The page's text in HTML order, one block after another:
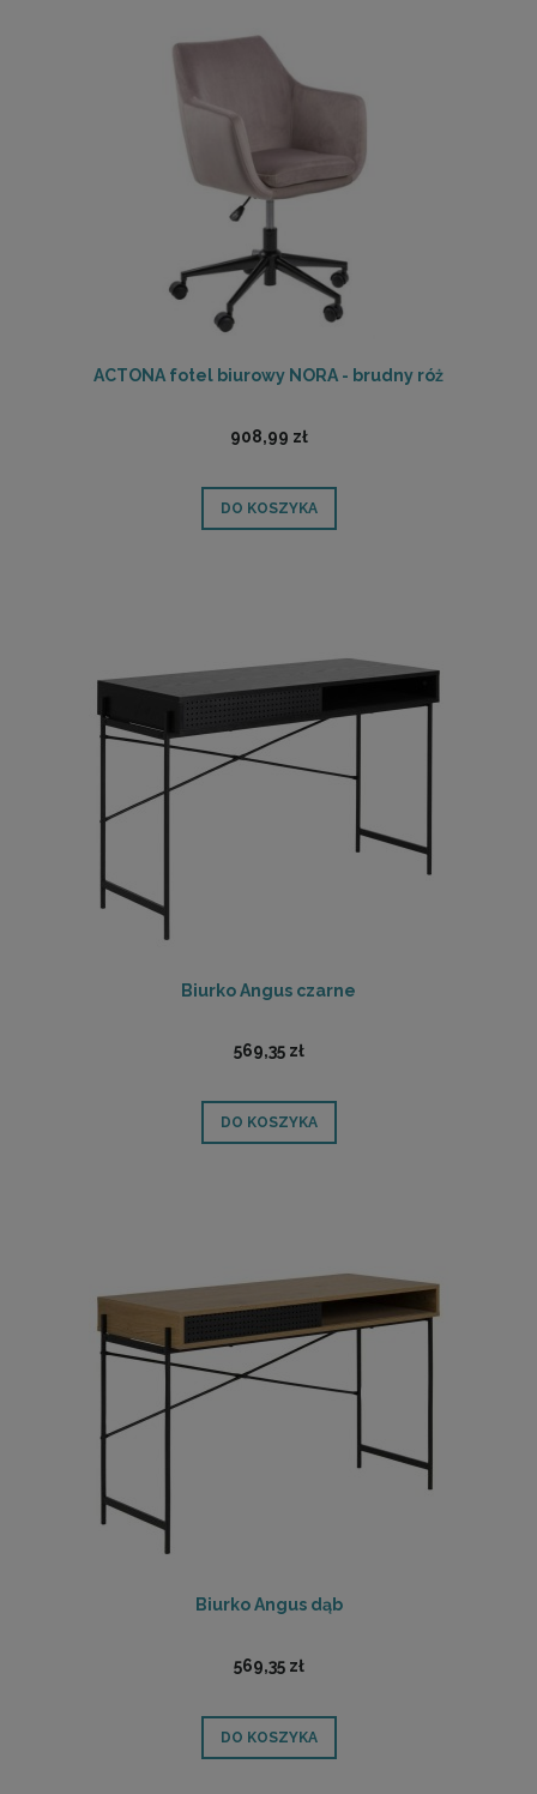
ACTONA fotel biurowy NORA - brudny róż
908,99 zł
DO KOSZYKA
Biurko Angus czarne
569,35 zł
DO KOSZYKA
Biurko Angus dąb
569,35 zł
DO KOSZYKA